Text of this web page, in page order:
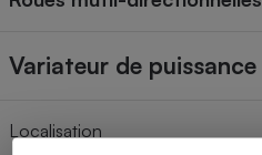
Variateur de puissance
Localisation